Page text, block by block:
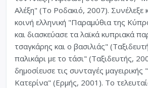
Αλέξη" (Το Ροδακιό, 2007). Συνέλεξε
κοινή ελληνική "Παραμύθια της
και διασκεύασε τα λαϊκά κυπριακά
τσαγκάρης και ο βασιλιάς"
παλικάρι με το τάσι" (Ταξιδευτής,
δημοσίευσε τις συνταγές
Κατερίνα" (Ερμής, 2001). Το